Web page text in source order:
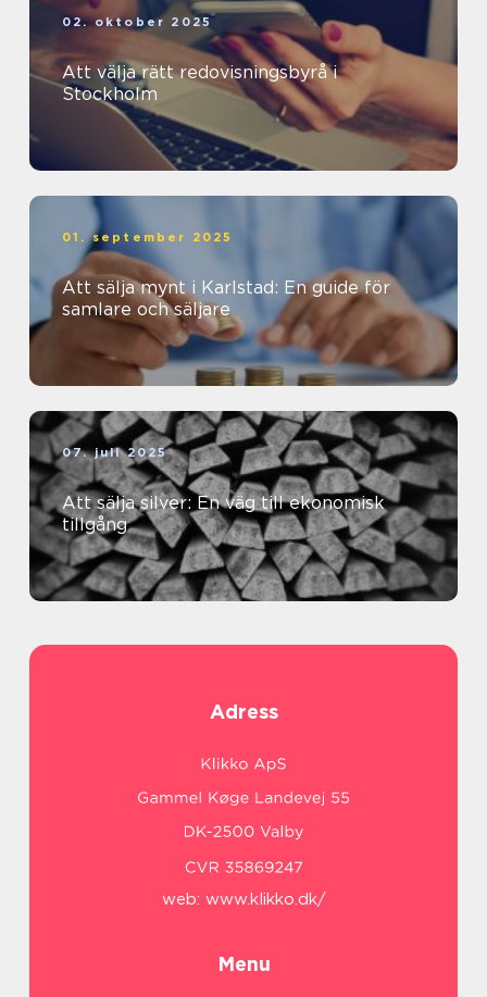
02. oktober 2025
Att välja rätt redovisningsbyrå i
Stockholm
01. september 2025
Att sälja mynt i Karlstad: En guide för
samlare och säljare
07. juli 2025
Att sälja silver: En väg till ekonomisk
tillgång
Adress
web: www.klikko.dk/
Menu